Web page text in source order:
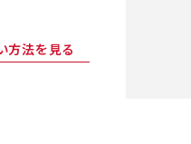
方法を見る